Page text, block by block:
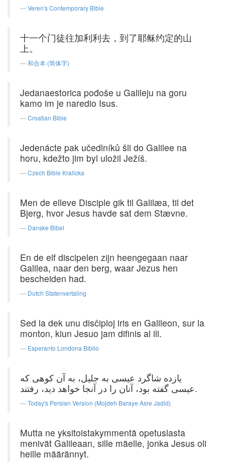
Veren's Contemporary Bible
十一个门徒往加利利去，到了耶稣约定的山
上。
和合本 (简体字)
Jedanaestorica pođoše u Galileju na goru
kamo im je naredio Isus.
Croatian Bible
Jedenácte pak učedlníků šli do Galilee na
horu, kdežto jim byl uložil Ježíš.
Czech Bible Kralicka
Men de elleve Disciple gik til Galilæa, til det
Bjerg, hvor Jesus havde sat dem Stævne.
Danske Bibel
En de elf discipelen zijn heengegaan naar
Galilea, naar den berg, waar Jezus hen
bescheiden had.
Dutch Statenvertaling
Sed la dek unu disĉiploj iris en Galileon, sur la
monton, kiun Jesuo jam difinis al ili.
Esperanto Londona Biblio
یازده شاگرد عیسی به جلیل، به آن كوهی كه
عیسی گفته بود، آنان را در آنجا خواهد دید، رفتند.
Today's Persian Version (Mojdeh Baraye Asre Jadid)
Mutta ne yksitoistakymmentä opetuslasta
menivät Galileaan, sille mäelle, jonka Jesus oli
heille määrännyt.